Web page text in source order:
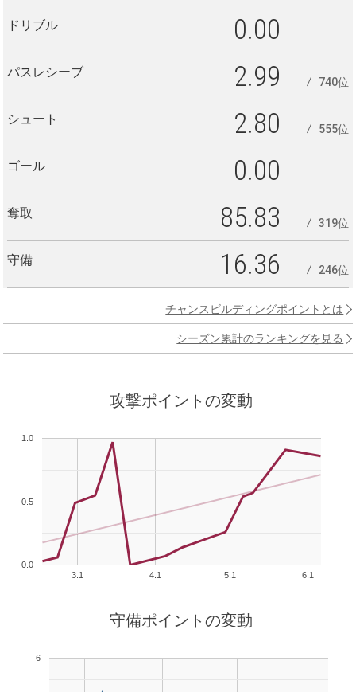
ドリブル 0.00
パスレシーブ 2.99 740位
シュート 2.80 555位
ゴール 0.00
奪取 85.83 319位
守備 16.36 246位
チャンスビルディングポイントとは
シーズン累計のランキングを見る
攻撃ポイントの変動
3.1 4.1 5.1 6.1
0.0
0.5
1.0
守備ポイントの変動
6